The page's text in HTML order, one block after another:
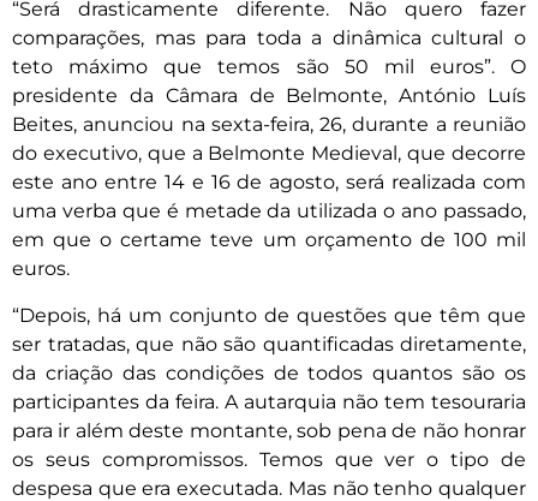
“Será drasticamente diferente. Não quero fazer
comparações, mas para toda a dinâmica cultural o
teto máximo que temos são 50 mil euros”. O
presidente da Câmara de Belmonte, António Luís
Beites, anunciou na sexta-feira, 26, durante a reunião
do executivo, que a Belmonte Medieval, que decorre
este ano entre 14 e 16 de agosto, será realizada com
uma verba que é metade da utilizada o ano passado,
em que o certame teve um orçamento de 100 mil
euros.
“Depois, há um conjunto de questões que têm que
ser tratadas, que não são quantificadas diretamente,
da criação das condições de todos quantos são os
participantes da feira. A autarquia não tem tesouraria
para ir além deste montante, sob pena de não honrar
os seus compromissos. Temos que ver o tipo de
despesa que era executada. Mas não tenho qualquer